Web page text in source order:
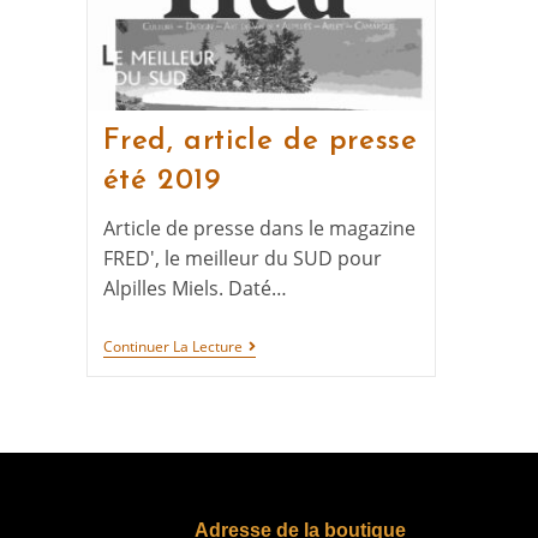
Fred, article de presse
été 2019
Article de presse dans le magazine
FRED', le meilleur du SUD pour
Alpilles Miels. Daté…
Continuer La Lecture
Adresse de la boutique